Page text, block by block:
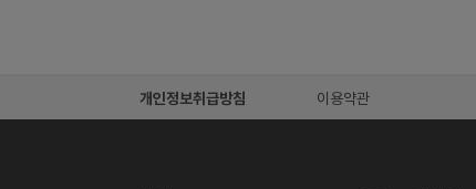
개인정보취급방침 이용약관